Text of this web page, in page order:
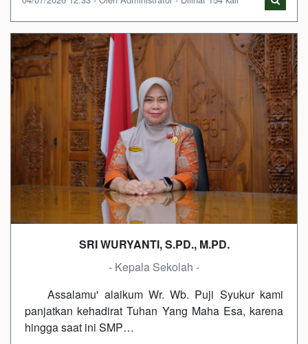
SRI WURYANTI, S.PD., M.PD.
- Kepala Sekolah -
Assalamu' alaikum Wr. Wb. Puji Syukur kami
panjatkan kehadirat Tuhan Yang Maha Esa, karena
hingga saat ini SMP…